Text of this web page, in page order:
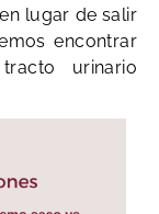
lugar de salir
encontrar
urinario